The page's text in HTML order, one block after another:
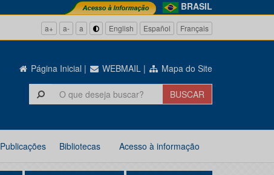
BRASIL
a+ a- a English Español Français
Página Inicial | WEBMAIL | Mapa do Site
Publicações Bibliotecas Acesso à informação